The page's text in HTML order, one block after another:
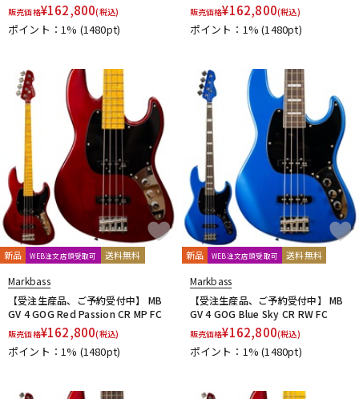
販売価格¥162,800(税込)
ポイント：1% (1480pt)
販売価格¥162,800(税込)
ポイント：1%(1480pt)
新品 WEB注文店頭受取可 送料無料
Markbass
【受注生産品、ご予約受付中】 MB
GV 4 GOG Red Passion CR MP FC
販売価格¥162,800(税込)
ポイント：1% (1480pt)
新品 WEB注文店頭受取可 送料無料
Markbass
【受注生産品、ご予約受付中】 MB
GV 4 GOG Blue Sky CR RW FC
販売価格¥162,800(税込)
ポイント：1%(1480pt)